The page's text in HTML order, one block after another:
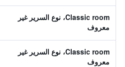
Classic room، نوع السرير غير
معروف
Classic room، نوع السرير غير
معروف